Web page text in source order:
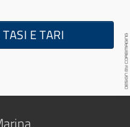
E TARI